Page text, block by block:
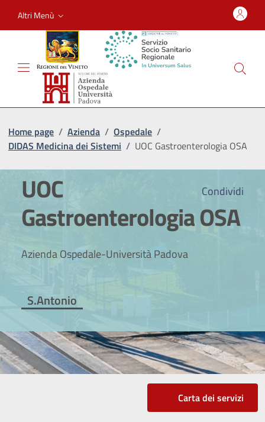
Altri Menù
Home page / Azienda / Ospedale /
DIDAS Medicina dei Sistemi / UOC Gastroenterologia OSA
Condividi
UOC
Gastroenterologia OSA
Azienda Ospedale-Università Padova
S.Antonio
Carta dei servizi